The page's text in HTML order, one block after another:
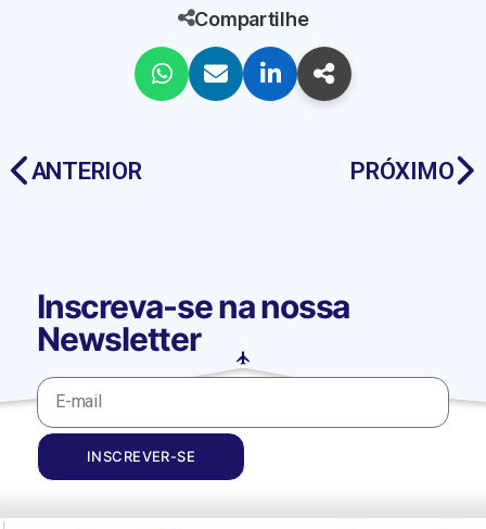
Compartilhe
ANTERIOR PRÓXIMO
Inscreva-se na nossa
Newsletter
INSCREVER-SE